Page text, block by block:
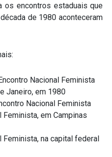
os encontros estaduais que
de 1980 aconteceram
Nacional Feminista
Janeiro, em 1980
Nacional Feminista
Feminista, em Campinas
Feminista, na capital federal